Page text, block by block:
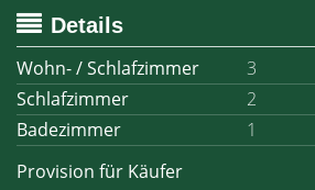
Details
Wohn- / Schlafzimmer
3
Schlafzimmer
2
Badezimmer
1
Provision für Käufer